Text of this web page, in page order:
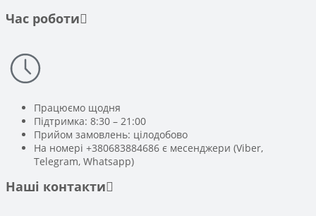
Час роботи
Працюємо щодня
Підтримка: 8:30 – 21:00
Прийом замовлень: цілодобово
На номері +380683884686 є месенджери (Viber,
Telegram, Whatsapp)
Наші контакти